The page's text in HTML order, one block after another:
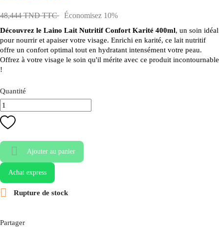
48,444 TND TTC Économisez 10%
Découvrez le Laino Lait Nutritif Confort Karité 400ml, un soin idéal
pour nourrir et apaiser votre visage. Enrichi en karité, ce lait nutritif
offre un confort optimal tout en hydratant intensément votre peau.
Offrez à votre visage le soin qu'il mérite avec ce produit incontournable
!
Quantité
 Ajouter au panier
Achat express
 Rupture de stock
Partager